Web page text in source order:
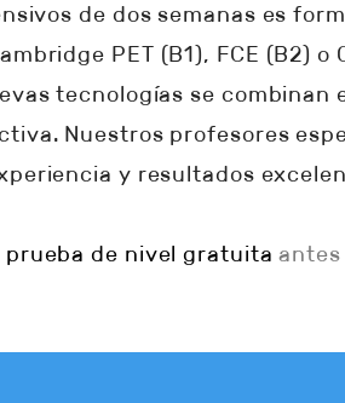
de dos semanas es
PET (B1), FCE (B2) o
tecnologías se
Nuestros profesores
y resultados
prueba de nivel gratuita